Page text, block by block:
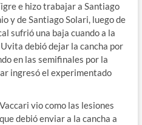
e hizo trabajar a Santiago
y de Santiago Solari, luego de
sufrió una baja cuando a la
debió dejar la cancha por
en las semifinales por la
ingresó el experimentado
vio como las lesiones
debió enviar a la cancha a